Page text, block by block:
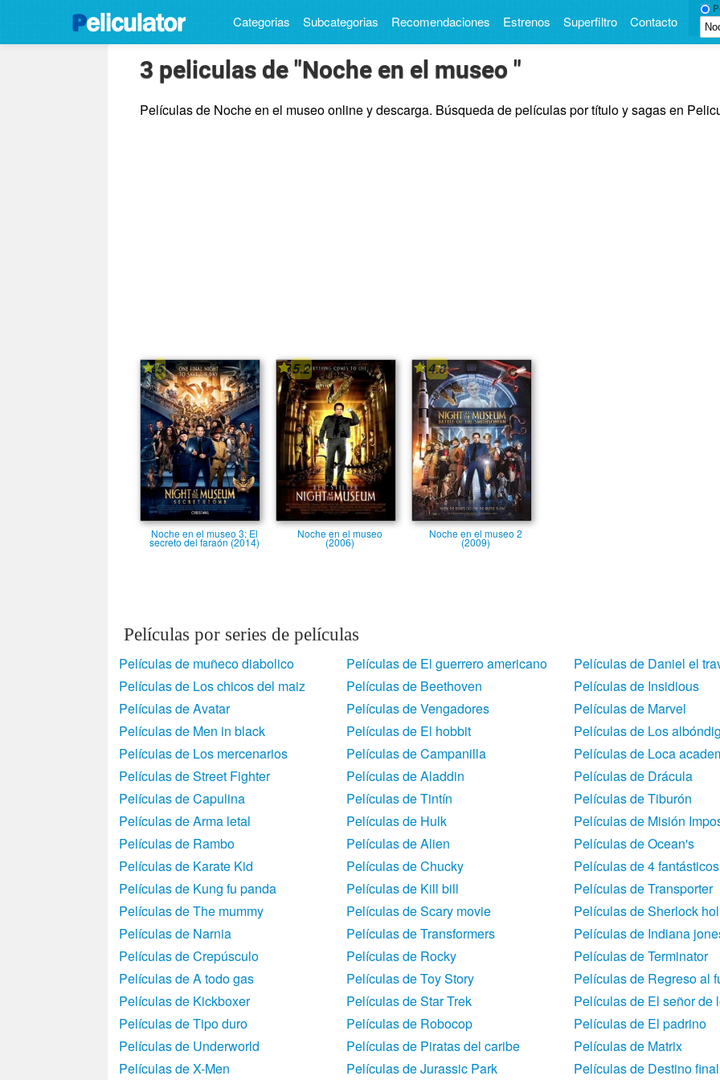
Categorias Subcategorias Recomendaciones Estrenos Superfiltro Contacto
3 peliculas de "Noche en el museo "
Películas de Noche en el museo online y descarga. Búsqueda de películas por título y sagas en
5
Noche en el museo 3: El
secreto del faraón (2014)
5.2
Noche en el museo
(2006)
4.8
Noche en el museo 2
(2009)
Películas por series de películas
Películas de muñeco diabolico Películas de El guerrero americano
Películas de Daniel el
Películas de Los chicos del maiz
Películas de Beethoven
Películas de Insidious
Películas de Avatar
Películas de Vengadores
Películas de Marvel
Películas de Men in black
Películas de El hobbit
Películas de Los
Películas de Los mercenarios
Películas de Campanilla
Películas de Loca
Películas de Street Fighter
Películas de Aladdin
Películas de Drácula
Películas de Capulina
Películas de Tintín
Películas de Tiburón
Películas de Arma letal
Películas de Hulk
Películas de Misión
Películas de Rambo
Películas de Alien
Películas de Ocean's
Películas de Karate Kid
Películas de Chucky
Películas de 4 fantásticos
Películas de Kung fu panda
Películas de Kill bill
Películas de Transporter
Películas de The mummy
Películas de Scary movie
Películas de Sherlock
Películas de Narnia
Películas de Transformers
Películas de Indiana
Películas de Crepúsculo
Películas de Rocky
Películas de Terminator
Películas de A todo gas
Películas de Toy Story
Películas de Regreso al
Películas de Kickboxer
Películas de Star Trek
Películas de El señor de
Películas de Tipo duro
Películas de Robocop
Películas de El padrino
Películas de Underworld
Películas de Piratas del caribe
Películas de Matrix
Películas de X-Men
Películas de Jurassic Park Películas de Destino final